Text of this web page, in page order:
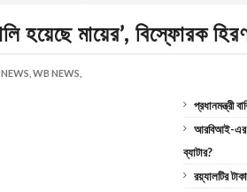
হয়েছে মায়ের’, বিস্ফোরক
WB NEWS,
প্রধানমন্ত্রী
আরবিআই-এর
ব্যাটার?
রয়্যালটির